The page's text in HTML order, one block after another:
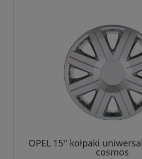
OPEL 15'' kołpaki
cosmos